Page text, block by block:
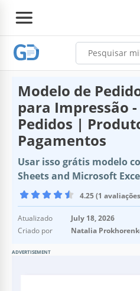
Modelo de
para Impressão
Pedidos |
Pagamentos
Usar isso grátis modelo
Sheets and Microsoft
4.25 (1
Atualizado
July 18, 2026
Criado por
Natalia
ADVERTISEMENT